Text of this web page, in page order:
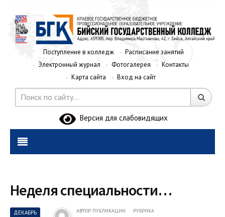
Поступление в колледж
Расписание занятий
Электронный журнал
Фотогалерея
Контакты
Карта сайта
Вход на сайт
Версия для слабовидящих
Неделя специальности…
ДЕКАБРЬ АВТОР ПУБЛИКАЦИИ РУБРИКА